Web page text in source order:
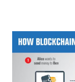
จาก basic ผมแนะ
to Active Trading